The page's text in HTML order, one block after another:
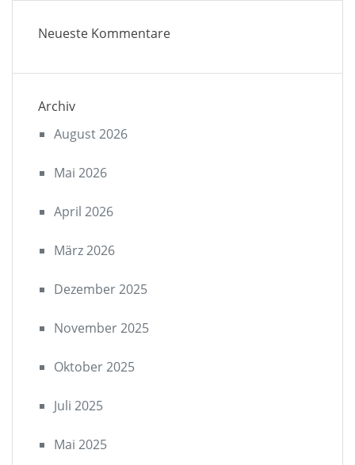
Neueste Kommentare
Archiv
August 2026
Mai 2026
April 2026
März 2026
Dezember 2025
November 2025
Oktober 2025
Juli 2025
Mai 2025